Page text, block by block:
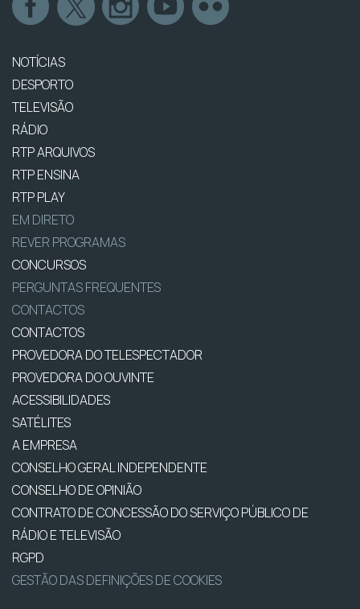
NOTÍCIAS
DESPORTO
TELEVISÃO
RÁDIO
RTP ARQUIVOS
RTP ENSINA
RTP PLAY
EM DIRETO
REVER PROGRAMAS
CONCURSOS
PERGUNTAS FREQUENTES
CONTACTOS
CONTACTOS
PROVEDORA DO TELESPECTADOR
PROVEDORA DO OUVINTE
ACESSIBILIDADES
SATÉLITES
A EMPRESA
CONSELHO GERAL INDEPENDENTE
CONSELHO DE OPINIÃO
CONTRATO DE CONCESSÃO DO SERVIÇO PÚBLICO DE
RÁDIO E TELEVISÃO
RGPD
GESTÃO DAS DEFINIÇÕES DE COOKIES